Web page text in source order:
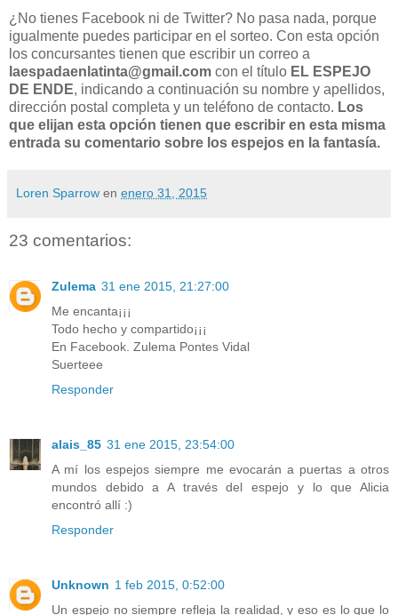
¿No tienes Facebook ni de Twitter? No pasa nada, porque
igualmente puedes participar en el sorteo. Con esta opción
los concursantes tienen que escribir un correo a
laespadaenlatinta@gmail.com con el título EL ESPEJO
DE ENDE, indicando a continuación su nombre y apellidos,
dirección postal completa y un teléfono de contacto. Los
que elijan esta opción tienen que escribir en esta misma
entrada su comentario sobre los espejos en la fantasía.
Loren Sparrow en enero 31, 2015
23 comentarios:
Zulema 31 ene 2015, 21:27:00
Me encanta¡¡¡
Todo hecho y compartido¡¡¡
En Facebook. Zulema Pontes Vidal
Suerteee
Responder
alais_85 31 ene 2015, 23:54:00
A mí los espejos siempre me evocarán a puertas a otros
mundos debido a A través del espejo y lo que Alicia
encontró allí :)
Responder
Unknown 1 feb 2015, 0:52:00
Un espejo no siempre refleja la realidad, y eso es lo que lo